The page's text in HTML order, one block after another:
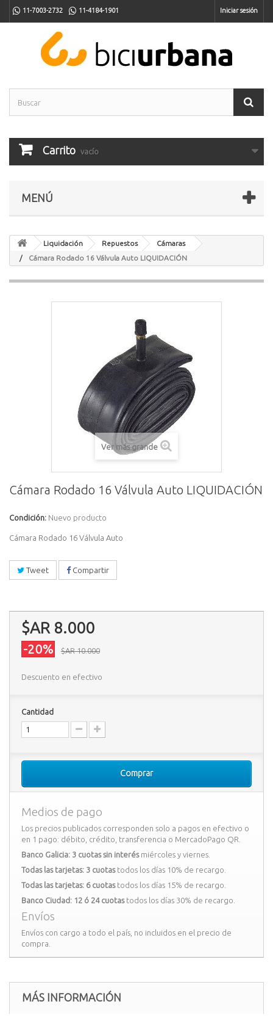
11-7003-2732 11-4184-1901 Iniciar sesión
Carrito vacío
MENÚ
Liquidación Repuestos
Cámaras
Cámara Rodado 16 Válvula Auto LIQUIDACIÓN
Ver más grande
Cámara Rodado 16 Válvula Auto LIQUIDACIÓN
Condición: Nuevo producto
Cámara Rodado 16 Válvula Auto
Tweet Compartir
$AR 8.000
-20% $AR 10.000
Descuento en efectivo
Cantidad
Comprar
Medios de pago
Los precios publicados corresponden solo a pagos en efectivo o
en 1 pago: débito, crédito, transferencia o MercadoPago QR.
Banco Galicia: 3 cuotas sin interésmiércoles y viernes.
Todas las tarjetas: 3 cuotastodos los días 10% de recargo.
Todas las tarjetas: 6 cuotastodos los días 15% de recargo.
Banco Ciudad: 12 ó 24 cuotastodos los días 30% de recargo.
Envíos
Envíos con cargo a todo el país, no incluidos en el precio de
compra.
MÁS INFORMACIÓN